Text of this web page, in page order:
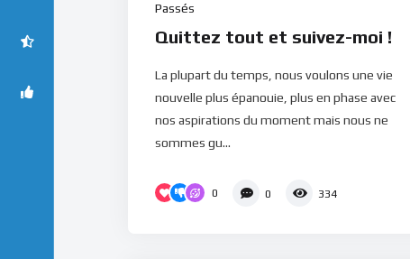
Passés
Quittez tout et suivez-moi !
La plupart du temps, nous voulons une vie
nouvelle plus épanouie, plus en phase avec
nos aspirations du moment mais nous ne
sommes gu...
0 0 334